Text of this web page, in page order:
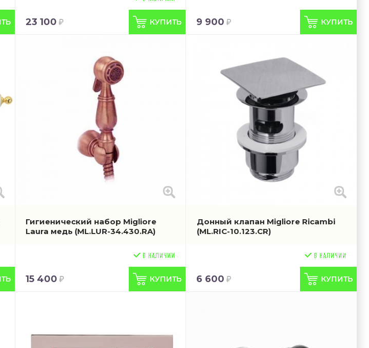
23 100 9 900
Гигиенический набор Migliore
Laura медь (ML.LUR-34.430.RA)
15 400
Донный клапан Migliore Ricambi
(ML.RIC-10.123.CR)
6 600